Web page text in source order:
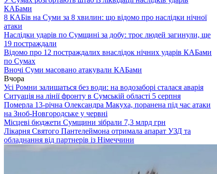
КАБами
8 КАБів на Суми за 8 хвилин: що відомо про наслідки нічної
атаки
Наслідки ударів по Сумщині за добу: троє людей загинули, ще
19 постраждали
Відомо про 12 постраждалих внаслідок нічних ударів КАБами
по Сумах
Вночі Суми масовано атакували КАБами
Вчора
Усі Ромни залишаться без води: на водозаборі сталася аварія
Ситуація на лінії фронту в Сумській області 5 серпня
Померла 13-річна Олександра Макуха, поранена під час атаки
на Зноб-Новгородське у червні
Місцеві бюджети Сумщини зібрали 7,3 млрд грн
Лікарня Святого Пантелеймона отримала апарат УЗД та
обладнання від партнерів із Німеччини